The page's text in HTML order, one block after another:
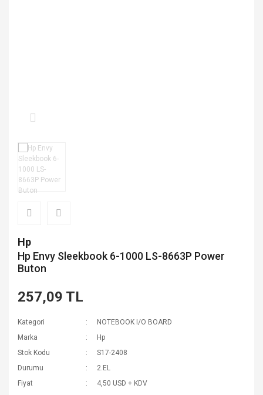
Hp
Hp Envy Sleekbook 6-1000 LS-8663P Power
Buton
257,09 TL
Kategori
NOTEBOOK I/O BOARD
Marka
Hp
Stok Kodu
S17-2408
Durumu
2.EL
Fiyat
4,50 USD + KDV